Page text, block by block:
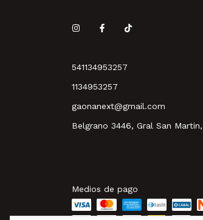
541134953257
1134953257
gaonanext@gmail.com
Belgrano 3446, Gral San
Medios de pago